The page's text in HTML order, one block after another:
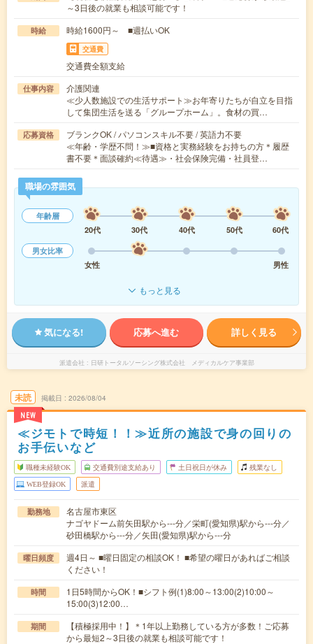
～3日後の就業も相談可能です！
時給 時給1600円～ ■週払いOK
交通費
交通費全額支給
仕事内容
介護関連
≪少人数施設での生活サポート≫お年寄りたちが自立を目指
して集団生活を送る「グループホーム」。食材の買…
応募資格
ブランクOK / パソコンスキル不要 / 英語力不要
≪年齢・学歴不問！≫■資格と実務経験をお持ちの方＊履歴
書不要＊面談確約≪待遇≫・社会保険完備・社員登…
職場の雰囲気
年齢層
20代
30代 40代 50代
60代
男女比率
女性
男性
もっと見る
気になる! 応募へ進む 詳しく見る
派遣会社 日研トータルソーシング株式会社 メディカルケア事業部
未読
NEW
掲載日 2026/08/04
≪ジモトで時短！！≫近所の施設で身の回りの
お手伝いなど
職種未経験OK 交通費別途支給あり 土日祝日が休み 残業なし
WEB登録OK 派遣
勤務地
名古屋市東区
ナゴヤドーム前矢田駅から---分／栄町(愛知県)駅から---分／
砂田橋駅から---分／矢田(愛知県)駅から---分
曜日頻度
週4日～ ■曜日固定の相談OK！ ■希望の曜日があればご相談
ください！
時間
1日5時間からOK！■シフト例(1)8:00～13:00(2)10:00～
15:00(3)12:00…
期間
【積極採用中！】＊1年以上勤務している方が多数！ご応募
から最短2～3日後の就業も相談可能です！